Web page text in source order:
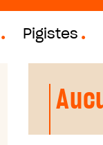
Pigistes